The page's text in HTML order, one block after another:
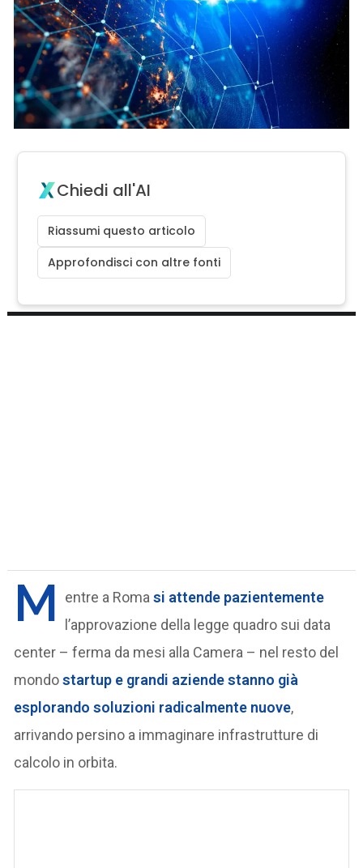
Chiedi all'AI
Riassumi questo articolo
Approfondisci con altre fonti
M entre a Romasi attende pazientemente
l’approvazione della legge quadro sui data
center – ferma da mesi alla Camera – nel resto del
mondostartup e grandi aziende stanno già
esplorando soluzioni radicalmente nuove,
arrivando persino a immaginare infrastrutture di
calcolo in orbita.